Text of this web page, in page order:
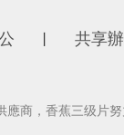
共享
，香蕉三级片努